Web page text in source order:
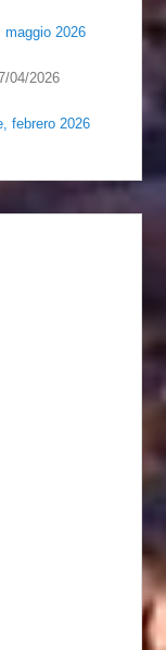
2026
04/2026
febrero 2026